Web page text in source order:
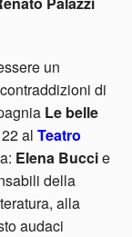
un
di
Le belle
al Teatro
Elena Buccie
della
alla
audaci